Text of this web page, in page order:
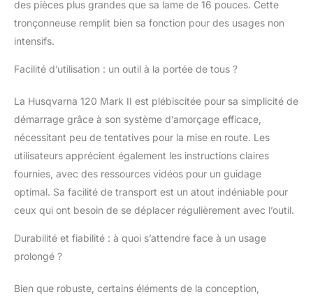
efficace. Le système de
nettoyage d'air à
particules de poussière
d'atteindre le filtre à air,
améliorant la durée de
vie du moteur.
des pièces plus grandes que sa lame de 16 pouces. Cette
tronçonneuse remplit bien sa fonction pour des usages non
intensifs.
Facilité d’utilisation : un outil à la portée de tous ?
La Husqvarna 120 Mark II est plébiscitée pour sa simplicité de
démarrage grâce à son système d’amorçage efficace,
nécessitant peu de tentatives pour la mise en route. Les
utilisateurs apprécient également les instructions claires
fournies, avec des ressources vidéos pour un guidage
optimal. Sa facilité de transport est un atout indéniable pour
ceux qui ont besoin de se déplacer régulièrement avec l’outil.
Durabilité et fiabilité : à quoi s’attendre face à un usage
prolongé ?
Bien que robuste, certains éléments de la conception,